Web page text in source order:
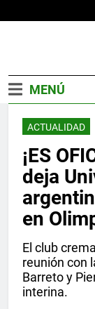
ACTUALIDAD
¡ES
deja
en
El club
reunión con
Barreto y
interina.